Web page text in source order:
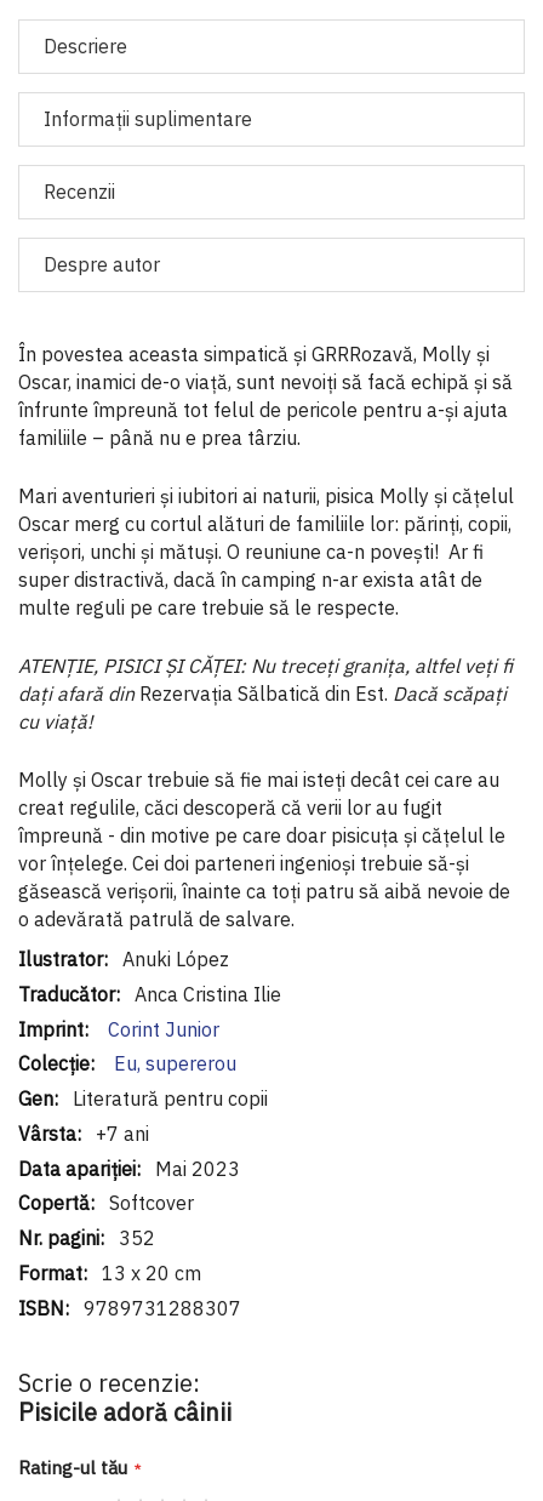
Descriere
Informaţii suplimentare
Recenzii
Despre autor
În povestea aceasta simpatică și GRRRozavă, Molly și
Oscar, inamici de-o viață, sunt nevoiți să facă echipă și să
înfrunte împreună tot felul de pericole pentru a-și ajuta
familiile – până nu e prea târziu.
Mari aventurieri și iubitori ai naturii, pisica Molly și cățelul
Oscar merg cu cortul alături de familiile lor: părinți, copii,
verișori, unchi și mătuși. O reuniune ca-n povești! Ar fi
super distractivă, dacă în camping n-ar exista atât de
multe reguli pe care trebuie să le respecte.
ATENȚIE, PISICI ȘI CĂȚEI: Nu treceți granița, altfel veți fi
dați afară din Rezervația Sălbatică din Est. Dacă scăpați
cu viață!
Molly și Oscar trebuie să fie mai isteți decât cei care au
creat regulile, căci descoperă că verii lor au fugit
împreună - din motive pe care doar pisicuța și cățelul le
vor înțelege. Cei doi parteneri ingenioși trebuie să-și
găsească verișorii, înainte ca toți patru să aibă nevoie de
o adevărată patrulă de salvare.
Informaţii
suplimentare
Anuki López
Anca Cristina Ilie
Corint Junior
Eu, supererou
Literatură pentru copii
+7 ani
Mai 2023
Softcover
352
13 x 20 cm
9789731288307
Scrie o recenzie:
Pisicile adoră câinii
Rating-ul tău